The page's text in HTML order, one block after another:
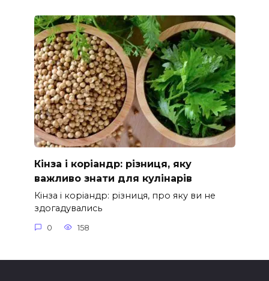
Кінза і коріандр: різниця, яку
важливо знати для кулінарів
Кінза і коріандр: різниця, про яку ви не
здогадувались
0 158